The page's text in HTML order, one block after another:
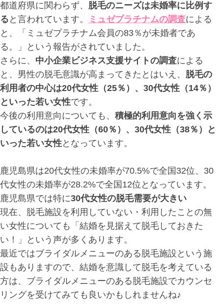
都道府県に関わらず、 脱毛のニーズは未婚率に比例す
る と言われています。 ミュゼプラチナムの調査による
と、「ミュゼプラチナム会員の83％が未婚者であ
る。」という報告がされていました。
さらに、 中小企業ビジネス支援サイトの調査による
と、男性の脱毛意識が高まってきたとはいえ、 脱毛の
利用者の中心は20代女性（25％）、30代女性（14％）
といった若い女性です。
今後の利用意向についても、 積極的利用意向を強く示
しているのは20代女性（60％）、30代女性（38％）と
いった若い女性となっています。
鹿児島県は20代女性の未婚率が70.5%で全国32位、30
代女性の未婚率が28.2%で全国12位となっています。
鹿児島県では特に30代女性の脱毛需要が大きい
現在、脱毛施設を利用していない・利用したことの無
い女性についても「結婚を見据えて脱毛しておきた
い！」という声が多くあります。
最近ではブライダルメニューのある脱毛施設という施
設もありますので、結婚を意識して脱毛を考えている
方は、ブライダルメニューのある脱毛施設でカウンセ
リングを受けてみても良いかもしれませんね♪